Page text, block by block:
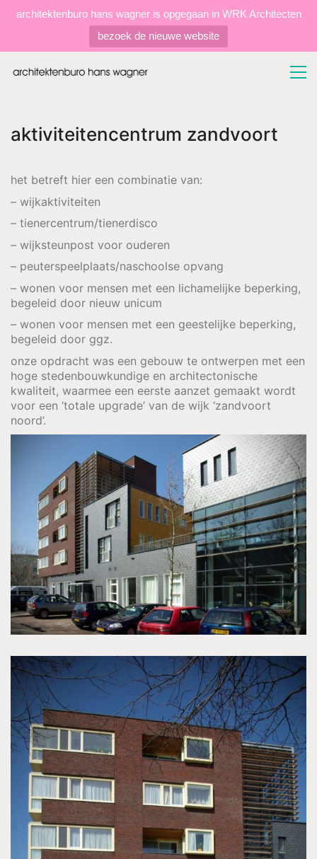
architektenburo hans wagner is opgegaan in WRK Architecten
bezoek de nieuwe website
aktiviteitencentrum zandvoort
het betreft hier een combinatie van:
– wijkaktiviteiten
– tienercentrum/tienerdisco
– wijksteunpost voor ouderen
– peuterspeelplaats/naschoolse opvang
– wonen voor mensen met een lichamelijke beperking,
begeleid door nieuw unicum
– wonen voor mensen met een geestelijke beperking,
begeleid door ggz.
onze opdracht was een gebouw te ontwerpen met een
hoge stedenbouwkundige en architectonische
kwaliteit, waarmee een eerste aanzet gemaakt wordt
voor een ‘totale upgrade’ van de wijk ‘zandvoort
noord’.